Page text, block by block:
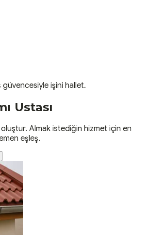
güvencesiyle işini hallet.
Ustası
Almak istediğin hizmet için en
eşleş.